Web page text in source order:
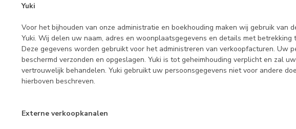
Yuki
Voor het bijhouden van onze administratie en boekhouding maken wij gebruik van
Yuki. Wij delen uw naam, adres en woonplaatsgegevens en details met
Deze gegevens worden gebruikt voor het administreren van verkoopfacturen. Uw
beschermd verzonden en opgeslagen. Yuki is tot geheimhouding verplicht en zal
vertrouwelijk behandelen. Yuki gebruikt uw persoonsgegevens niet voor andere
hierboven beschreven.
Externe verkoopkanalen